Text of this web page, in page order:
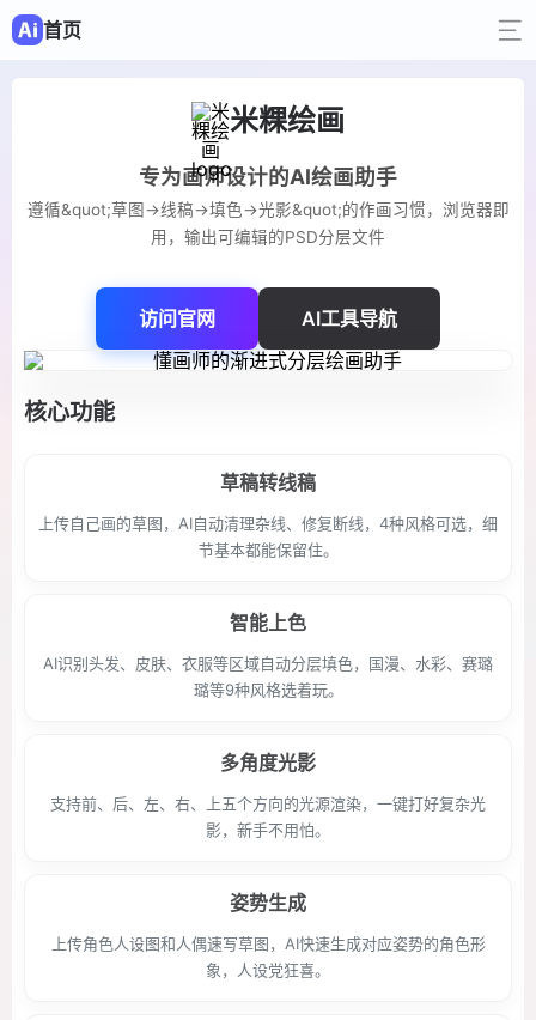
首页
米粿绘画
专为画师设计的AI绘画助手
遵循&quot;草图→线稿→填色→光影&quot;的作画习惯，浏览器即
用，输出可编辑的PSD分层文件
访问官网 AI工具导航
核心功能
草稿转线稿
上传自己画的草图，AI自动清理杂线、修复断线，4种风格可选，细
节基本都能保留住。
智能上色
AI识别头发、皮肤、衣服等区域自动分层填色，国漫、水彩、赛璐
璐等9种风格选着玩。
多角度光影
支持前、后、左、右、上五个方向的光源渲染，一键打好复杂光
影，新手不用怕。
姿势生成
上传角色人设图和人偶速写草图，AI快速生成对应姿势的角色形
象，人设党狂喜。